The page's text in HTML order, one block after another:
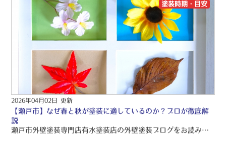
2026年04月02日 更新
【瀬戸市】なぜ春と秋が塗装に適しているのか？プロが徹底解
説
瀬戸市外壁塗装専門店有水塗装店の外壁塗装ブログをお読みくださり、誠にありがとうございますo(〃＾▽＾〃)o 瀬戸市を中心に、品質保証の外壁塗装・屋根塗装・雨漏り工事をご提供しております！！ 引き続きブログをお読みいただき、より良い外壁塗装・屋根塗装・雨漏り工事にして頂きたいです(/≧▽≦)/
塗装時期・目安